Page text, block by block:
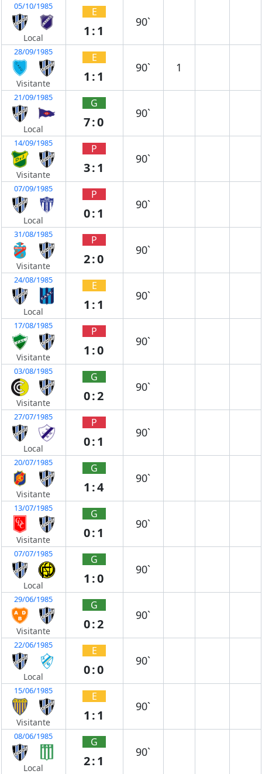
05/10/1985
Local
E
1:1
90`
28/09/1985
Visitante
E
1:1
90` 1
21/09/1985
Local
G
7:0
90`
14/09/1985
Visitante
P
3:1
90`
07/09/1985
Local
P
0:1
90`
31/08/1985
Visitante
P
2:0
90`
24/08/1985
Local
E
1:1
90`
17/08/1985
Visitante
P
1:0
90`
03/08/1985
Visitante
G
0:2
90`
27/07/1985
Local
P
0:1
90`
20/07/1985
Visitante
G
1:4
90`
13/07/1985
Visitante
G
0:1
90`
07/07/1985
Local
G
1:0
90`
29/06/1985
Visitante
G
0:2
90`
22/06/1985
Local
E
0:0
90`
15/06/1985
Visitante
E
1:1
90`
08/06/1985
Local
G
2:1
90`